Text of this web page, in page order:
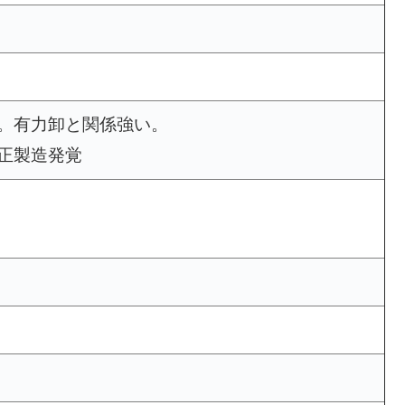
有力卸と関係強い。
製造発覚